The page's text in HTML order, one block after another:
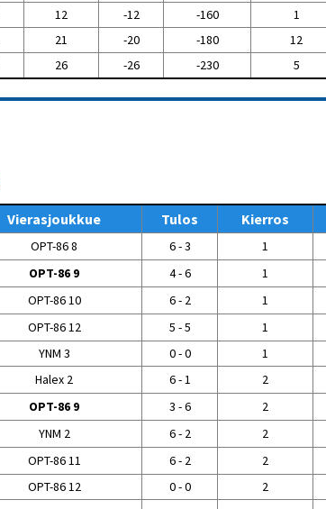
12 -12 -160 1
21 -20 -180 12
26 -26 -230 5
Vierasjoukkue Tulos Kierros
OPT-86 8 6 - 3
1
OPT-86 9 4 - 6
1
OPT-86 10 6 - 2
1
OPT-86 12 5 - 5
1
YNM 3 0 - 0
1
Halex 2 6 - 1
2
OPT-86 9 3 - 6
2
YNM 2 6 - 2
2
OPT-86 11 6 - 2
2
OPT-86 12 0 - 0
2